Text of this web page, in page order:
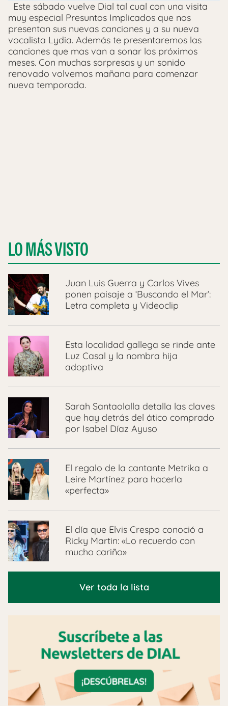
Este sábado vuelve Dial tal cual con una visita
muy especial Presuntos Implicados que nos
presentan sus nuevas canciones y a su nueva
vocalista Lydia. Además te presentaremos las
canciones que mas van a sonar los próximos
meses. Con muchas sorpresas y un sonido
renovado volvemos mañana para comenzar
nueva temporada.
LO MÁS VISTO
Juan Luis Guerra y Carlos Vives
ponen paisaje a ‘Buscando el Mar’:
Letra completa y Videoclip
Esta localidad gallega se rinde ante
Luz Casal y la nombra hija
adoptiva
Sarah Santaolalla detalla las claves
que hay detrás del ático comprado
por Isabel Díaz Ayuso
El regalo de la cantante Metrika a
Leire Martínez para hacerla
«perfecta»
El día que Elvis Crespo conoció a
Ricky Martin: «Lo recuerdo con
mucho cariño»
Ver toda la lista